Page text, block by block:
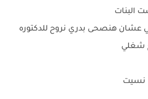
البنات
عشان هنصحى بدري نروح للدكتوره
شغلي
نسيت